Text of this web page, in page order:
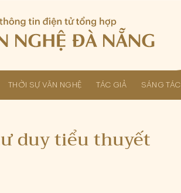
THỜI SỰ VĂN NGHỆ TÁC GIẢ SÁNG TÁC
duy tiểu thuyết